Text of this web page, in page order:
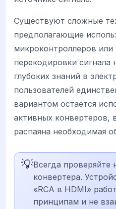
Существуют сложные
предполагающие
микроконтроллеров или
перекодировки сигнала
глубоких знаний в
пользователей
вариантом остается
активных конвертеров,
распаяна необходимая
💡Всегда проверяйте
конвертера.
«RCA в HDMI»
принципам и не